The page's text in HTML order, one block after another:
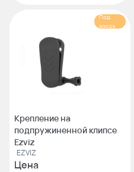
Под
заказ
Крепление на
подпружиненной клипсе
Ezviz
EZVIZ
Цена